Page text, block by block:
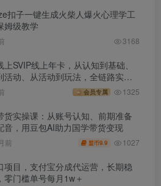
扣子一键生成火柴人爆火心理学工
姆级教学
3168
上SVIP线上年卡，从认知到基础、
活动、从活动到玩法，全链路实战
会员专属 1325
货实操课：从账号认知、前期准备
音，用豆包AI助力国学带货变现
前 盟币9.9 1027
项目，支付宝分成代运营，长期稳
零门槛单号每月1w＋